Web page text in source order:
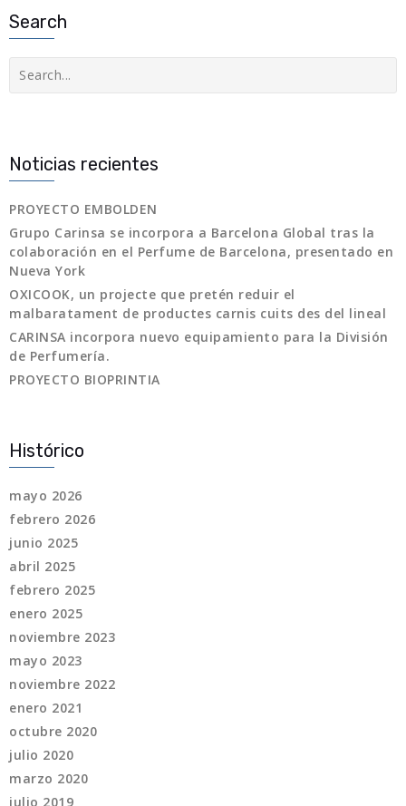
Search
Noticias recientes
PROYECTO EMBOLDEN
Grupo Carinsa se incorpora a Barcelona Global tras la
colaboración en el Perfume de Barcelona, presentado en
Nueva York
OXICOOK, un projecte que pretén reduir el
malbaratament de productes carnis cuits des del lineal
CARINSA incorpora nuevo equipamiento para la División
de Perfumería.
PROYECTO BIOPRINTIA
Histórico
mayo 2026
febrero 2026
junio 2025
abril 2025
febrero 2025
enero 2025
noviembre 2023
mayo 2023
noviembre 2022
enero 2021
octubre 2020
julio 2020
marzo 2020
julio 2019